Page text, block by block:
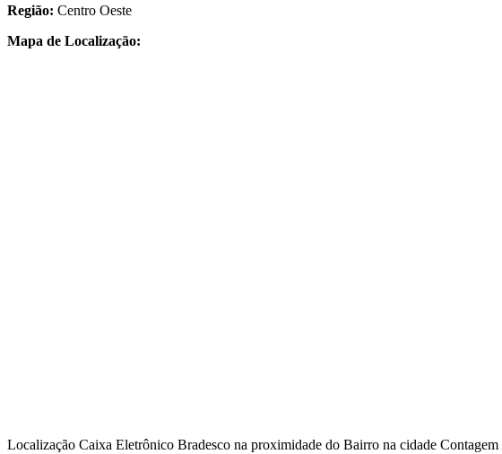
Região: Centro Oeste
Mapa de Localização:
Localização Caixa Eletrônico Bradesco na proximidade do Bairro na cidade Contagem